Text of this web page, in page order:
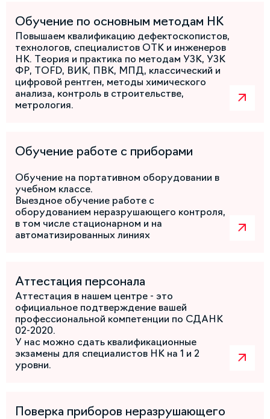
Обучение по основным методам НК
Повышаем квалификацию дефектоскопистов,
технологов, специалистов ОТК и инженеров
НК. Теория и практика по методам УЗК, УЗК
ФР, TOFD, ВИК, ПВК, МПД, классический и
цифровой рентген, методы химического
анализа, контроль в строительстве,
метрология.
Обучение работе с приборами
Обучение на портативном оборудовании в
учебном классе.
Выездное обучение работе с
оборудованием неразрушающего контроля,
в том числе стационарном и на
автоматизированных линиях
Аттестация персонала
Аттестация в нашем центре - это
официальное подтверждение вашей
профессиональной компетенции по СДАНК
02-2020.
У нас можно сдать квалификационные
экзамены для специалистов НК на 1 и 2
уровни.
Поверка приборов неразрушающего